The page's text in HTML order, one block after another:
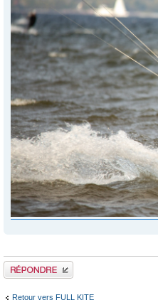
Publier une réponse
Retour vers FULL KITE